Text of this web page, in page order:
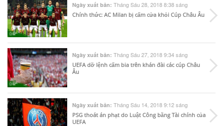
Ngày xuất bản: Tháng Sáu 28, 2018 8:38 sáng
Chính thức: AC Milan bị cấm cửa khỏi Cúp Châu Âu
Ngày xuất bản: Tháng Sáu 27, 2018 9:34 sáng
UEFA dỡ lệnh cấm bia trên khán đài các cúp Châu
Âu
Ngày xuất bản: Tháng Sáu 14, 2018 9:12 sáng
PSG thoát án phạt do Luật Công bằng Tài chính của
UEFA